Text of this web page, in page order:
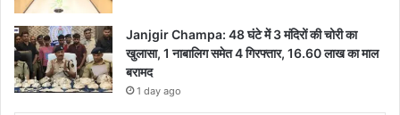
Janjgir Champa: 48 घंटे में 3 मंदिरों की चोरी का
खुलासा, 1 नाबालिग समेत 4 गिरफ्तार, 16.60 लाख का माल
बरामद
1 day ago